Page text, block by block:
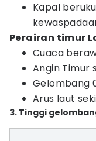
Kapal
Perairan timur
Cuaca
Angin Timur
Gelombang
Arus laut
3. Tinggi